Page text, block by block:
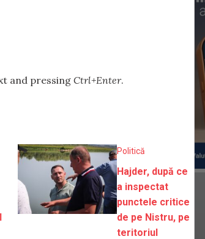
and pressing Ctrl+Enter.
Politică
Hajder, după ce
a inspectat
punctele critice
de pe Nistru, pe
teritoriul